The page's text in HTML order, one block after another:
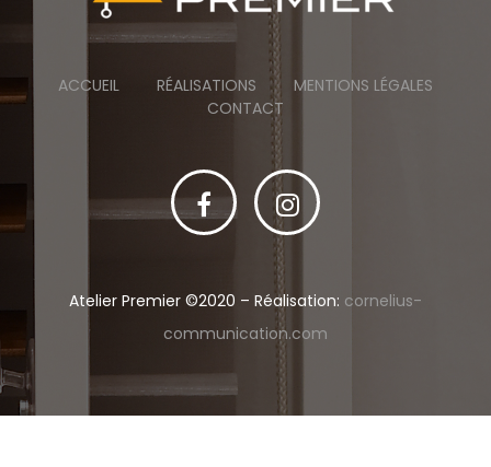
ACCUEIL RÉALISATIONS
MENTIONS LÉGALES
CONTACT
Atelier Premier ©2020 – Réalisation: cornelius-
communication.com